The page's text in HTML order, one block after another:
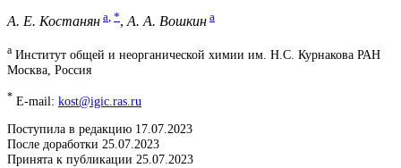
А. Е. Костанян a *, А. А. Вошкин a
a Институт общей и неорганической химии им. Н.С. Курнакова РАН
Москва, Россия
* E-mail: kost@igic.ras.ru
Поступила в редакцию 17.07.2023
После доработки 25.07.2023
Принята к публикации 25.07.2023